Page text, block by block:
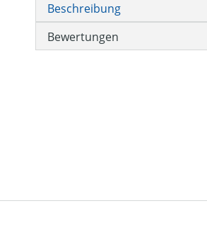
Beschreibung
Bewertungen